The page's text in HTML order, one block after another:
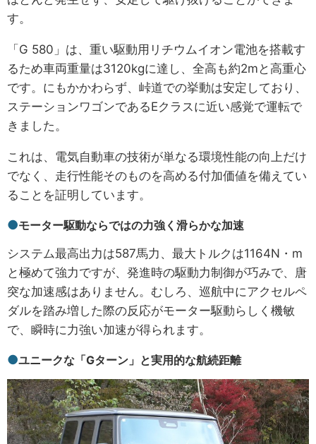
す。
「G 580」は、重い駆動用リチウムイオン電池を搭載す
るため車両重量は3120kgに達し、全高も約2mと高重心
です。にもかかわらず、峠道での挙動は安定しており、
ステーションワゴンであるEクラスに近い感覚で運転で
きました。
これは、電気自動車の技術が単なる環境性能の向上だけ
でなく、走行性能そのものを高める付加価値を備えてい
ることを証明しています。
モーター駆動ならではの力強く滑らかな加速
システム最高出力は587馬力、最大トルクは1164N・m
と極めて強力ですが、発進時の駆動力制御が巧みで、唐
突な加速感はありません。むしろ、巡航中にアクセルペ
ダルを踏み増した際の反応がモーター駆動らしく機敏
で、瞬時に力強い加速が得られます。
ユニークな「Gターン」と実用的な航続距離